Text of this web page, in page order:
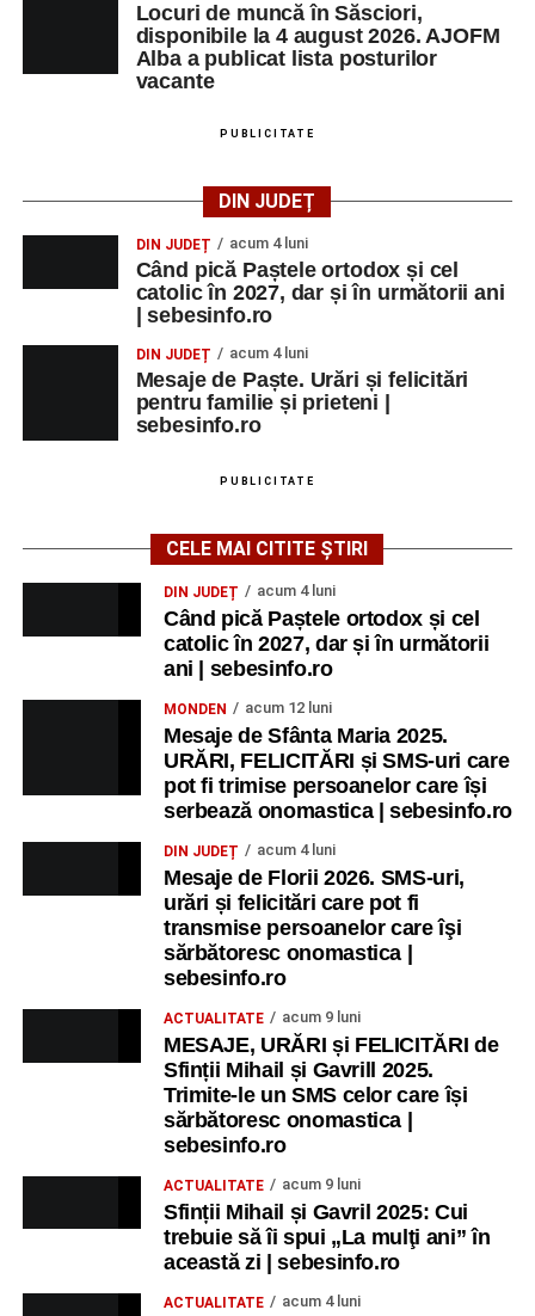
Locuri de muncă în Săsciori,
disponibile la 4 august 2026. AJOFM
Alba a publicat lista posturilor
vacante
PUBLICITATE
DIN JUDEȚ
DIN JUDEȚ acum 4 luni
Când pică Paștele ortodox și cel
catolic în 2027, dar și în următorii ani
| sebesinfo.ro
DIN JUDEȚ acum 4 luni
Mesaje de Paște. Urări și felicitări
pentru familie și prieteni |
sebesinfo.ro
PUBLICITATE
CELE MAI CITITE ȘTIRI
DIN JUDEȚ acum 4 luni
Când pică Paștele ortodox și cel
catolic în 2027, dar și în următorii
ani | sebesinfo.ro
MONDEN acum 12 luni
Mesaje de Sfânta Maria 2025.
URĂRI, FELICITĂRI și SMS-uri care
pot fi trimise persoanelor care își
serbează onomastica | sebesinfo.ro
DIN JUDEȚ acum 4 luni
Mesaje de Florii 2026. SMS-uri,
urări și felicitări care pot fi
transmise persoanelor care îşi
sărbătoresc onomastica |
sebesinfo.ro
ACTUALITATE acum 9 luni
MESAJE, URĂRI și FELICITĂRI de
Sfinții Mihail și Gavrill 2025.
Trimite-le un SMS celor care își
sărbătoresc onomastica |
sebesinfo.ro
ACTUALITATE acum 9 luni
Sfinții Mihail și Gavril 2025: Cui
trebuie să îi spui „La mulţi ani” în
această zi | sebesinfo.ro
ACTUALITATE acum 4 luni